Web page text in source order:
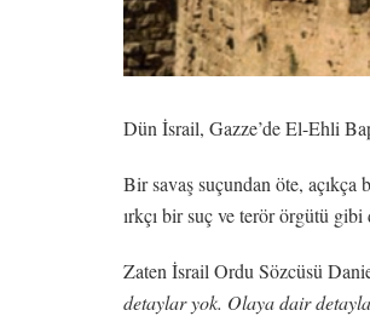
Dün İsrail, Gazze’de El-Ehli
Bir savaş suçundan öte, açıkça
ırkçı bir suç ve terör örgütü
Zaten İsrail Ordu Sözcüsü
detaylar yok. Olaya dair